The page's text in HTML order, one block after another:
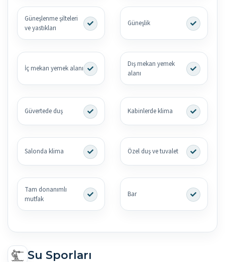
Güneşlenme şilteleri
ve yastıkları
Güneşlik
İç mekan yemek alanı
Dış mekan yemek
alanı
Güvertede duş Kabinlerde klima
Salonda klima Özel duş ve tuvalet
Tam donanımlı
mutfak
Bar
Su Sporları